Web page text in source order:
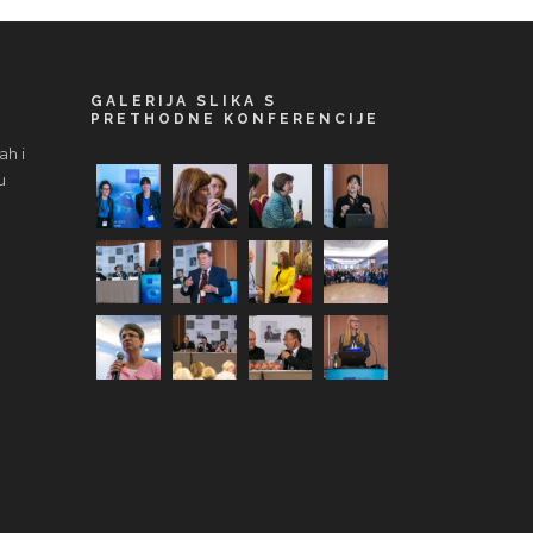
i
GALERIJA SLIKA S
PRETHODNE KONFERENCIJE